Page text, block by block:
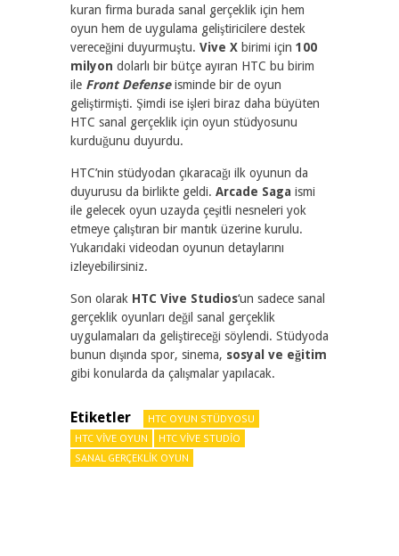
kuran firma burada sanal gerçeklik için hem
oyun hem de uygulama geliştiricilere destek
vereceğini duyurmuştu. Vive X birimi için 100
milyon dolarlı bir bütçe ayıran HTC bu birim
ile Front Defenseisminde bir de oyun
geliştirmişti. Şimdi ise işleri biraz daha büyüten
HTC sanal gerçeklik için oyun stüdyosunu
kurduğunu duyurdu.
HTC’nin stüdyodan çıkaracağı ilk oyunun da
duyurusu da birlikte geldi. Arcade Saga ismi
ile gelecek oyun uzayda çeşitli nesneleri yok
etmeye çalıştıran bir mantık üzerine kurulu.
Yukarıdaki videodan oyunun detaylarını
izleyebilirsiniz.
Son olarak HTC Vive Studios‘un sadece sanal
gerçeklik oyunları değil sanal gerçeklik
uygulamaları da geliştireceği söylendi. Stüdyoda
bunun dışında spor, sinema, sosyal ve eğitim
gibi konularda da çalışmalar yapılacak.
Etiketler
HTC OYUN STÜDYOSU
HTC VIVE OYUN
HTC VIVE STUDIO
SANAL GERÇEKLIK OYUN